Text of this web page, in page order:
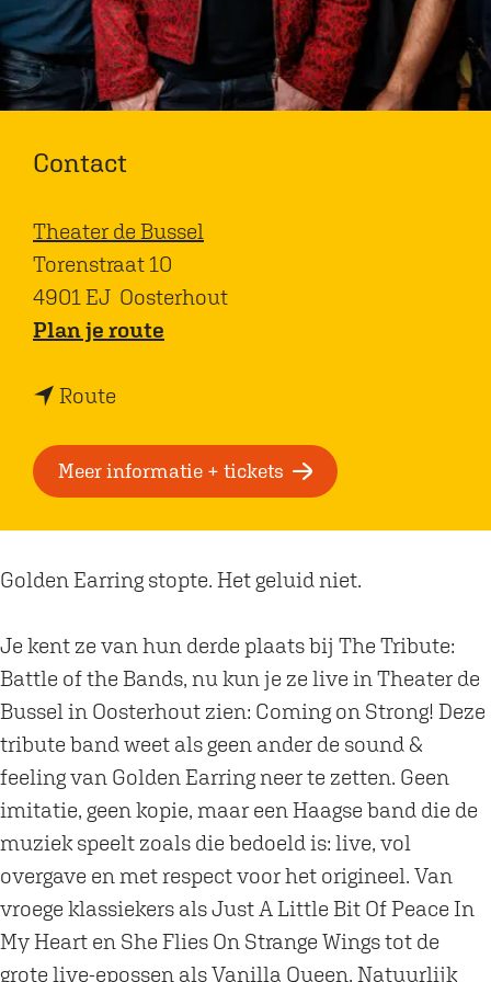
Contact
Theater de Bussel
Torenstraat 10
4901 EJ Oosterhout
Plan je route
u
z
e
|
C
o
m
i
n
g
o
n
S
Route
r
M
z
e
k
|
C
o
m
i
n
g
o
Meer informatie + tickets
Golden Earring stopte. Het geluid niet.
Je kent ze van hun derde plaats bij The Tribute:
Battle of the Bands, nu kun je ze live in Theater de
Bussel in Oosterhout zien: Coming on Strong! Deze
tribute band weet als geen ander de sound &
feeling van Golden Earring neer te zetten. Geen
imitatie, geen kopie, maar een Haagse band die de
muziek speelt zoals die bedoeld is: live, vol
overgave en met respect voor het origineel. Van
vroege klassiekers als Just A Little Bit Of Peace In
My Heart en She Flies On Strange Wings tot de
grote live-epossen als Vanilla Queen. Natuurlijk